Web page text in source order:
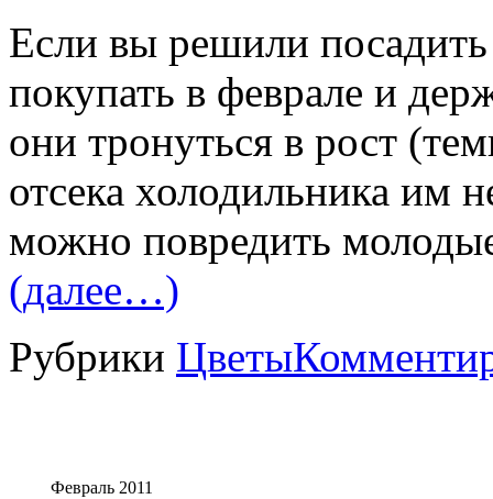
Если вы решили
покупать в феврале и
они тронуться в рост
отсека холодильника им
можно повредить
(далее…)
Рубрики Цветы
Февраль 2011